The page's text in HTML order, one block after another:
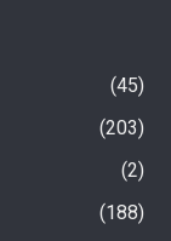
45
203
2
188